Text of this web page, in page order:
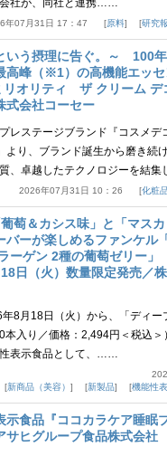
社が、同社と連携……
年07月31日 17：47 原料 研究
いう摂理に告ぐ。～ 100
高峰（※1）の高機能エッセ
リオリティ ザ クリーム デ
式会社コーセー
レステージブランド『コスメデ
より、ブランド誕生から磨き続
、卓越したテクノロジーを結
2026年07月31日 10：26 化粧
萄＆カシス味」と「マス
バーが楽しめるファンケル
ーゲン 2種の葡萄ゼリー」
日（火）数量限定発売／
8月18日（火）から、「ディー
入り／価格：2,494円＜税込＞
表示食品として、……
新商品（美容） 新製品 機能性
示食品『ココカラケア睡眠
サヒグループ食品株式会社